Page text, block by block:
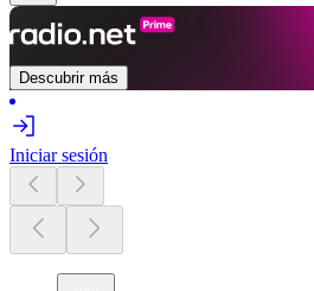
Descubrir más
Iniciar sesión